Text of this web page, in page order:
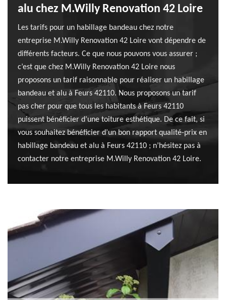
alu chez M.Willy Renovation 42 Loire
Les tarifs pour un habillage bandeau chez notre
entreprise M.Willy Renovation 42 Loire vont dépendre de
différents facteurs. Ce que nous pouvons vous assurer ;
c’est que chez M.Willy Renovation 42 Loire nous
proposons un tarif raisonnable pour réaliser un habillage
bandeau et alu à Feurs 42110. Nous proposons un tarif
pas cher pour que tous les habitants à Feurs 42110
puissent bénéficier d’une toiture esthétique. De ce fait, si
vous souhaitez bénéficier d’un bon rapport qualité-prix en
habillage bandeau et alu à Feurs 42110 ; n’hésitez pas à
contacter notre entreprise M.Willy Renovation 42 Loire.